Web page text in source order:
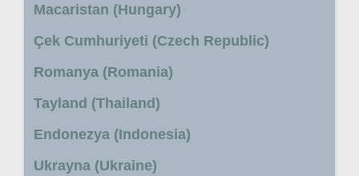
Macaristan (Hungary)
Çek Cumhuriyeti (Czech Republic)
Romanya (Romania)
Tayland (Thailand)
Endonezya (Indonesia)
Ukrayna (Ukraine)